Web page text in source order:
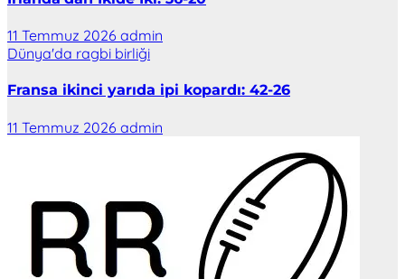
11 Temmuz 2026 admin
Dünya'da ragbi birliği
Fransa ikinci yarıda ipi kopardı: 42-26
11 Temmuz 2026 admin